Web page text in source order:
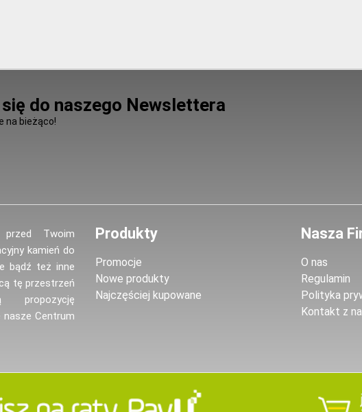
do naszego Newslettera
na bieżąco!
Twoim
kamień do
bądź też inne
tę przestrzeń
nasze Centrum
Produkty
Promocje
Nowe produkty
Najczęściej kupowane
Nasza
O nas
Regulamin
Polityka
Kontakt z